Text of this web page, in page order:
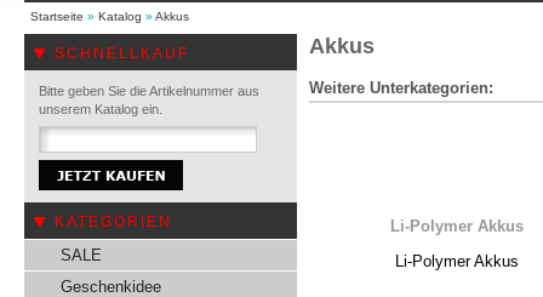
Startseite » Katalog » Akkus
SCHNELLKAUF
Bitte geben Sie die Artikelnummer aus
unserem Katalog ein.
KATEGORIEN
SALE
Geschenkidee
Akkus
Weitere Unterkategorien:
Li-Polymer Akkus
Li-Polymer Akkus